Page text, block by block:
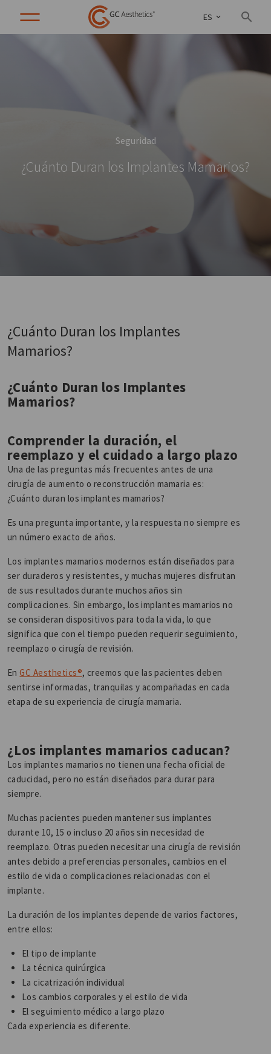
ES
Seguridad
¿Cuánto Duran los Implantes Mamarios?
¿Cuánto Duran los Implantes
Mamarios?
¿Cuánto Duran los Implantes
Mamarios?
Comprender la duración, el
reemplazo y el cuidado a largo plazo
Una de las preguntas más frecuentes antes de una
cirugía de aumento o reconstrucción mamaria es:
¿Cuánto duran los implantes mamarios?
Es una pregunta importante, y la respuesta no siempre es
un número exacto de años.
Los implantes mamarios modernos están diseñados para
ser duraderos y resistentes, y muchas mujeres disfrutan
de sus resultados durante muchos años sin
complicaciones. Sin embargo, los implantes mamarios no
se consideran dispositivos para toda la vida, lo que
significa que con el tiempo pueden requerir seguimiento,
reemplazo o cirugía de revisión.
EnGC Aesthetics®, creemos que las pacientes deben
sentirse informadas, tranquilas y acompañadas en cada
etapa de su experiencia de cirugía mamaria.
¿Los implantes mamarios caducan?
Los implantes mamarios no tienen una fecha oficial de
caducidad, pero no están diseñados para durar para
siempre.
Muchas pacientes pueden mantener sus implantes
durante 10, 15 o incluso 20 años sin necesidad de
reemplazo. Otras pueden necesitar una cirugía de revisión
antes debido a preferencias personales, cambios en el
estilo de vida o complicaciones relacionadas con el
implante.
La duración de los implantes depende de varios factores,
entre ellos:
El tipo de implante
La técnica quirúrgica
La cicatrización individual
Los cambios corporales y el estilo de vida
El seguimiento médico a largo plazo
Cada experiencia es diferente.